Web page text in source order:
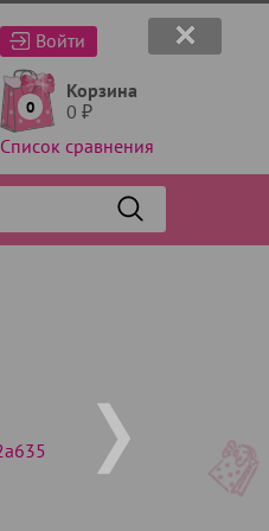
Войти
0
Корзина
0 ₽
Список сравнения